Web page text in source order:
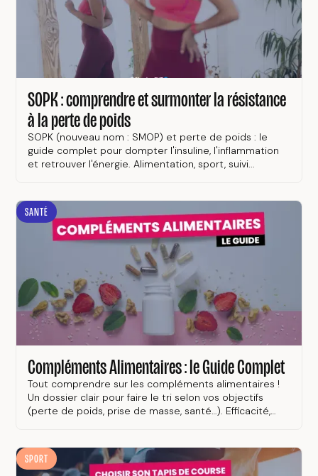
SOPK : comprendre et surmonter la résistance
à la perte de poids
SOPK (nouveau nom : SMOP) et perte de poids : le
guide complet pour dompter l'insuline, l'inflammation
et retrouver l'énergie. Alimentation, sport, suivi...
SANTÉ
Compléments Alimentaires : le Guide Complet
Tout comprendre sur les compléments alimentaires !
Un dossier clair pour faire le tri selon vos objectifs
(perte de poids, prise de masse, santé…). Efficacité,
SPORT